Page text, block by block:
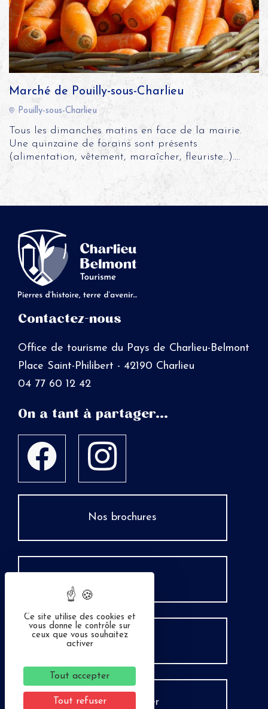
Marché de Pouilly-sous-Charlieu
Pouilly-sous-Charlieu
Tous les dimanches matins en face de la mairie.
Une quinzaine de forains sont présents
(alimentation, vêtement, maraîcher, fleuriste...)....
Contactez-nous
Office de tourisme du Pays de Charlieu-Belmont
Place Saint-Philibert - 42190 Charlieu
04 77 60 12 42
On a tant à partager...
Nos brochures
Groupes
Nous contacter
Ce site utilise des cookies et
vous donne le contrôle sur
ceux que vous souhaitez
activer
Tout accepter
Tout refuser